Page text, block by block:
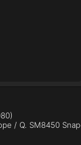
/ Q. SM8450